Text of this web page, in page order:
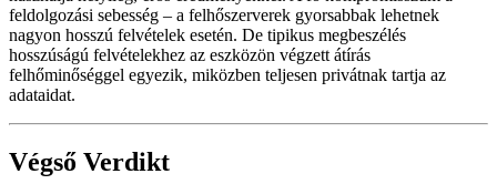
feldolgozási sebesség – a felhőszerverek gyorsabbak lehetnek
nagyon hosszú felvételek esetén. De tipikus megbeszélés
hosszúságú felvételekhez az eszközön végzett átírás
felhőminőséggel egyezik, miközben teljesen privátnak tartja az
adataidat.
Végső Verdikt